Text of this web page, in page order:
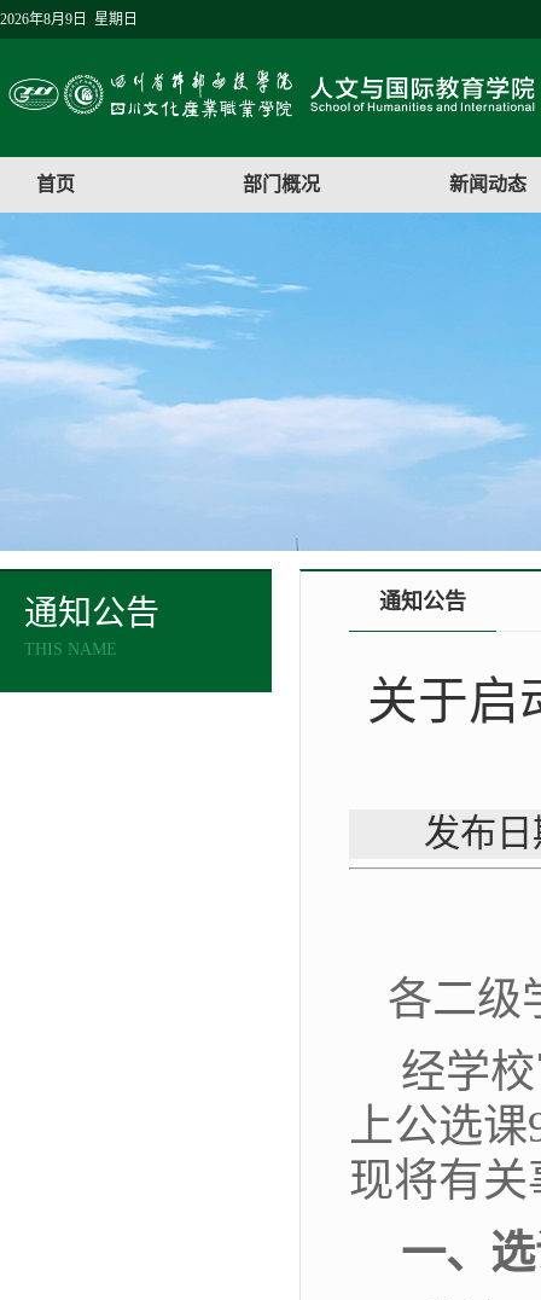
2026年8月9日 星期日
首页 部门概况 新闻动态
通知公告
THIS NAME
通知公告
关于启
发布
各二级
经学
上公选
现将有
一、